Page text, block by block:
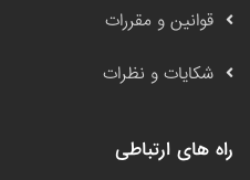
قوانین و مقررات
شکایات و نظرات
راه های ارتباطی